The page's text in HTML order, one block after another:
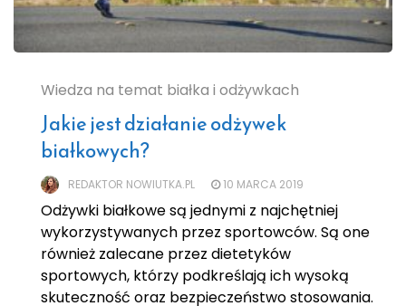
Wiedza na temat białka i odżywkach
Jakie jest działanie odżywek
białkowych?
REDAKTOR NOWIUTKA.PL 10 MARCA 2019
Odżywki białkowe są jednymi z najchętniej
wykorzystywanych przez sportowców. Są one
również zalecane przez dietetyków
sportowych, którzy podkreślają ich wysoką
skuteczność oraz bezpieczeństwo stosowania.